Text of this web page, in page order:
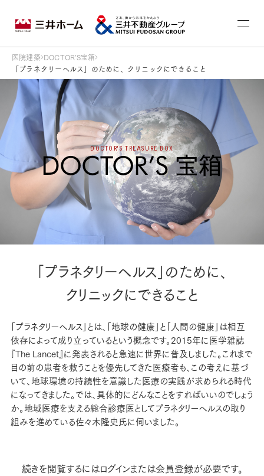
医院建築 DOCTOR'S宝箱
「プラネタリーヘルス」のために、クリニックにできること
DOCTOR'S TREASURE BOX
「プラネタリーヘルス」のために、
クリニックにできること
「プラネタリーヘルス」とは、「地球の健康」と「人間の健康」は相互
依存によって成り立っているという概念です。2015年に医学雑誌
『The Lancet』に発表されると急速に世界に普及しました。これまで
目の前の患者を救うことを優先してきた医療者も、この考えに基づ
いて、地球環境の持続性を意識した医療の実践が求められる時代
になってきました。では、具体的にどんなことをすればいいのでしょう
か。地域医療を支える総合診療医としてプラネタリーヘルスの取り
組みを進めている佐々木隆史氏に伺いました。
続きを閲覧するにはログインまたは会員登録が必要です。